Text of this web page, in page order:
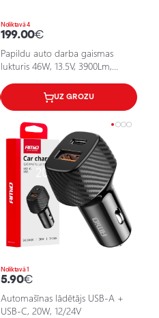
Noliktavā 4
199.00€
Papildu auto darba gaismas
lukturis 46W, 13.5V, 3900Lm,
UZ GROZU
Noliktavā 1
5.90€
Automašīnas lādētājs USB-A +
USB-C, 20W, 12/24V